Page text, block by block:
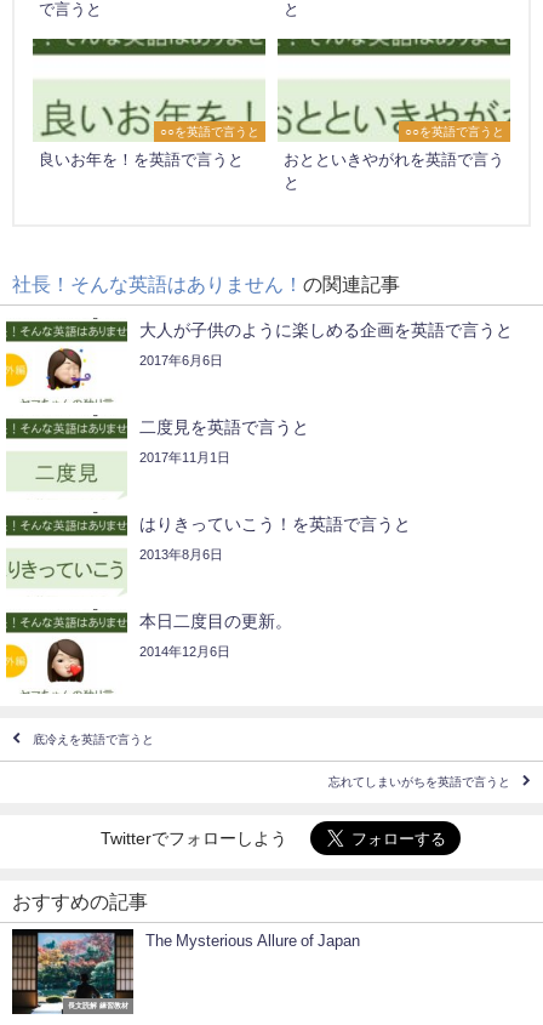
で言うと
と
○○を英語で言うと
良いお年を！を英語で言うと
○○を英語で言うと
おとといきやがれを英語で言う
と
社長！そんな英語はありません！ の関連記事
大人が子供のように楽しめる企画を英語で言うと
2017年6月6日
二度見を英語で言うと
2017年11月1日
はりきっていこう！を英語で言うと
2013年8月6日
本日二度目の更新。
2014年12月6日
底冷えを英語で言うと
忘れてしまいがちを英語で言うと
Twitterでフォローしよう
おすすめの記事
長文読解 練習教材
The Mysterious Allure of Japan